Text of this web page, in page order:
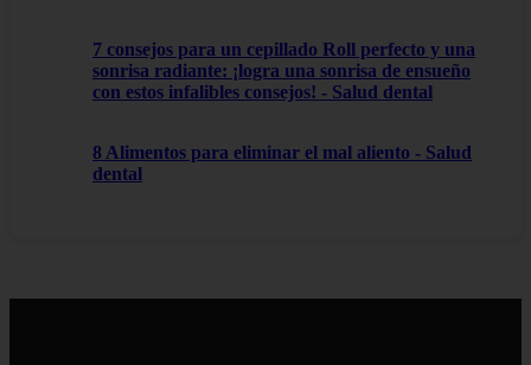
7 consejos para un cepillado Roll perfecto y una
sonrisa radiante: ¡logra una sonrisa de ensueño
con estos infalibles consejos! - Salud dental
8 Alimentos para eliminar el mal aliento - Salud
dental